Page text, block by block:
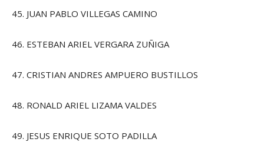
45. JUAN PABLO VILLEGAS CAMINO
46. ESTEBAN ARIEL VERGARA ZUÑIGA
47. CRISTIAN ANDRES AMPUERO BUSTILLOS
48. RONALD ARIEL LIZAMA VALDES
49. JESUS ENRIQUE SOTO PADILLA